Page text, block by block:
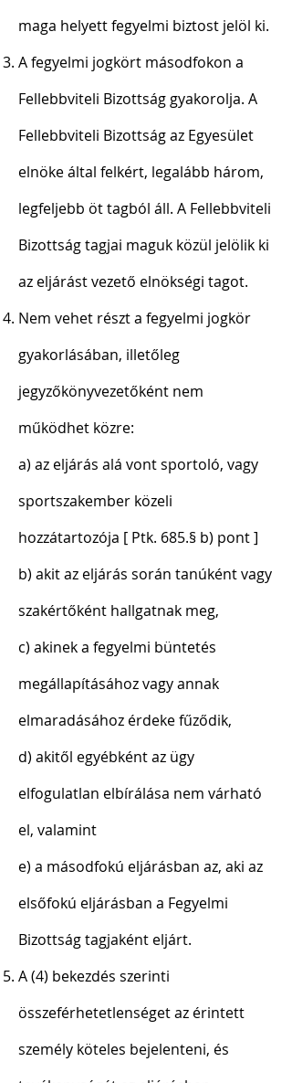
maga helyett fegyelmi biztost jelöl ki.
A fegyelmi jogkört másodfokon a
Fellebbviteli Bizottság gyakorolja. A
Fellebbviteli Bizottság az Egyesület
elnöke által felkért, legalább három,
legfeljebb öt tagból áll. A Fellebbviteli
Bizottság tagjai maguk közül jelölik ki
az eljárást vezető elnökségi tagot.
Nem vehet részt a fegyelmi jogkör
gyakorlásában, illetőleg
jegyzőkönyvezetőként nem
működhet közre:
a) az eljárás alá vont sportoló, vagy
sportszakember közeli
hozzátartozója [ Ptk. 685.§ b) pont ]
b) akit az eljárás során tanúként vagy
szakértőként hallgatnak meg,
c) akinek a fegyelmi büntetés
megállapításához vagy annak
elmaradásához érdeke fűződik,
d) akitől egyébként az ügy
elfogulatlan elbírálása nem várható
el, valamint
e) a másodfokú eljárásban az, aki az
elsőfokú eljárásban a Fegyelmi
Bizottság tagjaként eljárt.
A (4) bekezdés szerinti
összeférhetetlenséget az érintett
személy köteles bejelenteni, és